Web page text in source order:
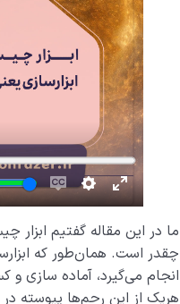
ما در این مقاله گفتیم ابزار
چقدر است. همان‌طور که
انجام می‌گیرد، آماده سازی و
هریک از این رحم‌ها پیوسته